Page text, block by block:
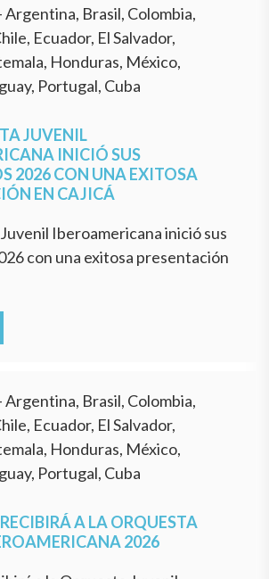
Argentina, Brasil, Colombia,
Ecuador, El Salvador,
Honduras, México,
Portugal, Cuba
JUVENIL
INICIÓ SUS
2026 CON UNA EXITOSA
EN CAJICÁ
Iberoamericana inició sus
con una exitosa presentación
Argentina, Brasil, Colombia,
Ecuador, El Salvador,
Honduras, México,
Portugal, Cuba
A LA ORQUESTA
2026